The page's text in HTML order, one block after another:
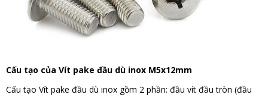
Cấu tạo của Vít pake đầu dù inox M5x12mm
Cấu tạo Vít pake đầu dù inox gồm 2 phần: đầu vít đầu tròn (đầu